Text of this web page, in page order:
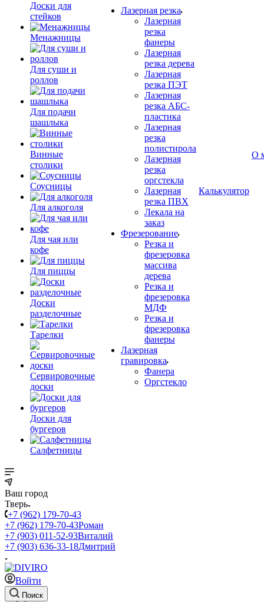
Доски для
стейков
Менажницы
Для суши и
роллов
Для подачи
шашлыка
Винные
столики
Соусницы
Для алкоголя
Для чая или
кофе
Для пиццы
Доски
разделочные
Тарелки
Сервировочные
доски
Доски для
бургеров
Салфетницы
Лазерная резка
Лазерная
резка
фанеры
Лазерная
резка дерева
Лазерная
резка ПЭТ
Лазерная
резка АБС-
пластика
Лазерная
резка
полистирола
Лазерная
резка
оргстекла
Лазерная
резка ПВХ
Лекала на
заказ
Фрезерование
Резка и
фрезеровка
массива
дерева
Резка и
фрезеровка
МДФ
Резка и
фрезеровка
фанеры
Лазерная
гравировка
Фанера
Орг­стек­ло
Калькулятор
О
Ваш город
Тверь
+7 (962) 179-70-43
+7 (962) 179-70-43Роман
+7 (903) 011-52-93Виталий
+7 (903) 636-33-18Дмитрий
Войти
Поиск